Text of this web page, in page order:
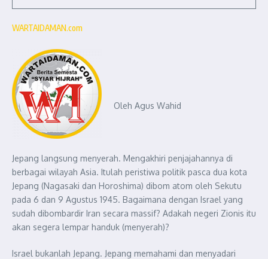
WARTAIDAMAN.com
Oleh Agus Wahid
Jepang langsung menyerah. Mengakhiri penjajahannya di
berbagai wilayah Asia. Itulah peristiwa politik pasca dua kota
Jepang (Nagasaki dan Horoshima) dibom atom oleh Sekutu
pada 6 dan 9 Agustus 1945. Bagaimana dengan Israel yang
sudah dibombardir Iran secara massif? Adakah negeri Zionis itu
akan segera lempar handuk (menyerah)?
Israel bukanlah Jepang. Jepang memahami dan menyadari